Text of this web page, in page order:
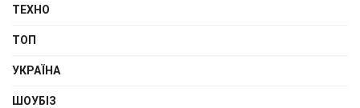
ТЕХНО
ТОП
УКРАЇНА
ШОУБІЗ